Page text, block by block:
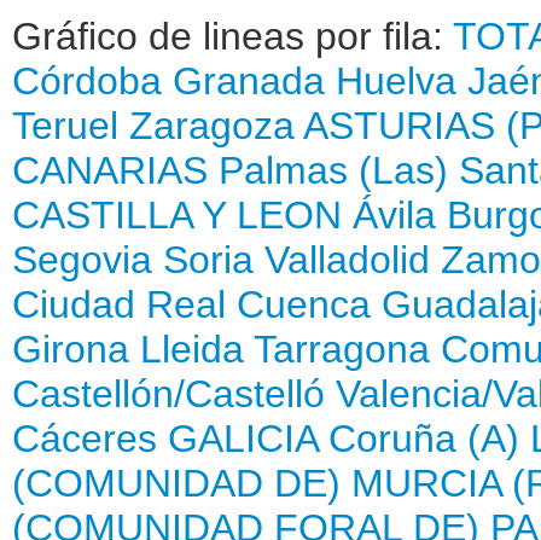
Gráfico de lineas por fila:
Córdoba Granada Huelva
Teruel ZaragozaASTURIAS
CANARIAS Palmas (Las)
CASTILLA Y LEON Ávila
Segovia Soria Valladolid
Ciudad Real Cuenca
Girona Lleida Tarragona
Castellón/Castelló Valencia/
Cáceres GALICIA Coruña (A)
(COMUNIDAD DE) MURCIA
(COMUNIDAD FORAL DE)